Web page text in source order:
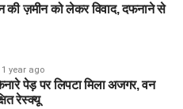
की ज़मीन को लेकर विवाद, दफनाने से
1 year ago
पेड़ पर लिपटा मिला अजगर, वन
रेस्क्यू